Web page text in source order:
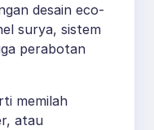
desain eco-
surya, sistem
perabotan
memilah
atau